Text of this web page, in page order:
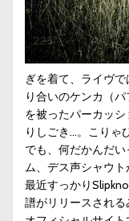
ぎを着て、ライヴ
り合いのケンカ（
を被ったパーカッ
りしごき…。こりゃ
でも、何だかんだ
ム、デス声シャウト
最近すっかり
譜がリリースされる